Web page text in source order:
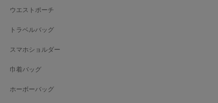
ウエストポーチ
トラベルバッグ
スマホショルダー
巾着バッグ
ホーボーバッグ